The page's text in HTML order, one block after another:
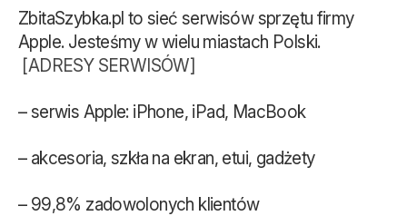
ZbitaSzybka.pl to sieć serwisów sprzętu firmy
Apple. Jesteśmy w wielu miastach Polski.
[ADRESY SERWISÓW]
– serwis Apple: iPhone, iPad, MacBook
– akcesoria, szkła na ekran, etui, gadżety
– 99,8% zadowolonych klientów